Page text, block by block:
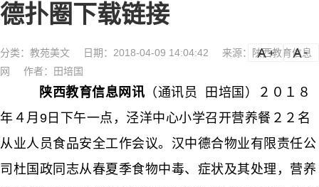
德扑圈下载链接
分类： 教苑美文 日期：2018-04-09 14:04:42
来源：陕西教育信息
网
作者：田培国
a a-
陕西教育信息网讯 （通讯员 田培国）２０１８
年４月9日下午一点，泾洋中心小学召开营养餐２２名
从业人员食品安全工作会议。汉中德合物业有限责任公
司杜国政同志从春夏季食物中毒、症状及其处理，营养